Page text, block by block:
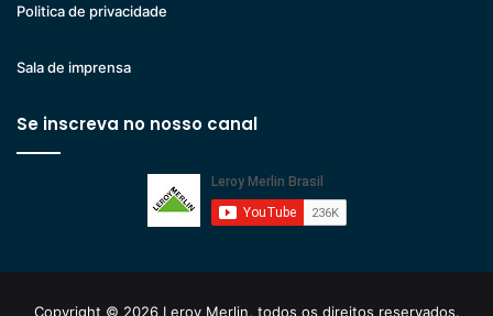
Politica de privacidade
Sala de imprensa
Se inscreva no nosso canal
Copyright © 2026 Leroy Merlin, todos os direitos reservados.